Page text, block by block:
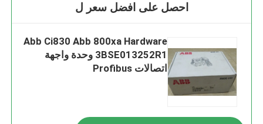
احصل على افضل سعر ل
Abb Ci830 Abb 800xa Hardware
3BSE013252R1 وحدة واجهة
اتصالات Profibus